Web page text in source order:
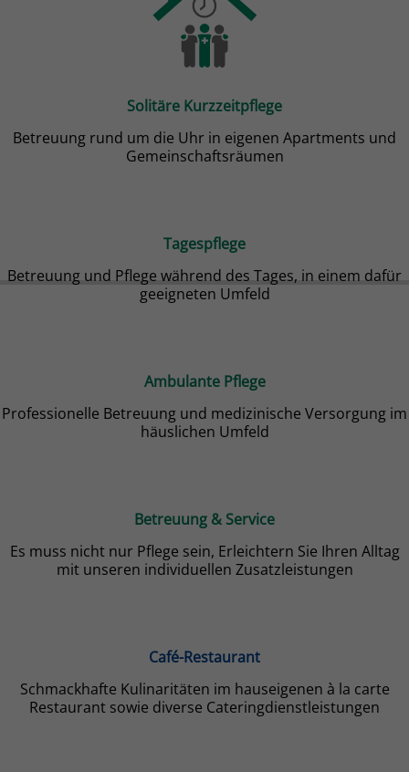
Solitäre Kurzzeitpflege
Betreuung rund um die Uhr in eigenen Apartments und
Gemeinschaftsräumen
Tagespflege
Betreuung und Pflege während des Tages, in einem dafür
geeigneten Umfeld
Ambulante Pflege
Professionelle Betreuung und medizinische Versorgung im
häuslichen Umfeld
Betreuung & Service
Es muss nicht nur Pflege sein, Erleichtern Sie Ihren Alltag
mit unseren individuellen Zusatzleistungen
Café-Restaurant
Schmackhafte Kulinaritäten im hauseigenen à la carte
Restaurant sowie diverse Cateringdienstleistungen